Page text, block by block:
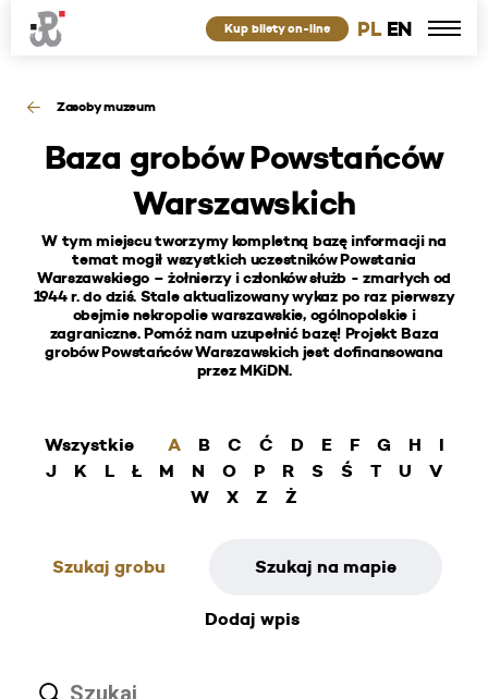
PL EN
Kup bilety on-line
Zasoby muzeum
Baza grobów Powstańców
Warszawskich
W tym miejscu tworzymy kompletną bazę informacji na
temat mogił wszystkich uczestników Powstania
Warszawskiego – żołnierzy i członków służb - zmarłych od
1944 r. do dziś. Stale aktualizowany wykaz po raz pierwszy
obejmie nekropolie warszawskie, ogólnopolskie i
zagraniczne. Pomóż nam uzupełnić bazę! Projekt Baza
grobów Powstańców Warszawskich jest dofinansowana
przez MKiDN.
Wszystkie A B C Ć D E F G H
I
J
K L Ł M N O P R S Ś T U
V
W
X Z Ż
Szukaj grobu Szukaj na mapie
Dodaj wpis